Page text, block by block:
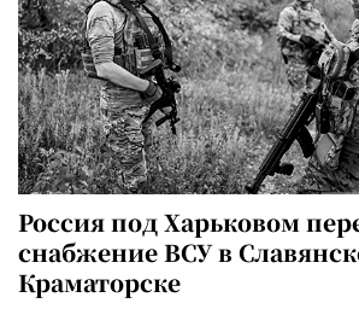
Россия под Харьковом
снабжение ВСУ в
Краматорске